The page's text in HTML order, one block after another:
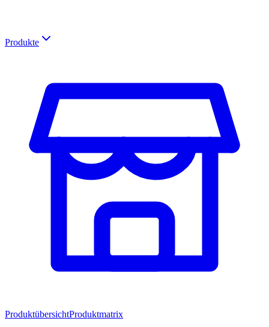
Produkte
ProduktübersichtProduktmatrix